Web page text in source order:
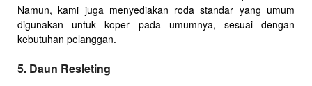
Namun, kami juga menyediakan roda standar yang umum
digunakan untuk koper pada umumnya, sesuai dengan
kebutuhan pelanggan.
5. Daun Resleting